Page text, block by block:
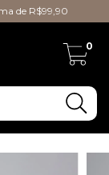
de R$99,90
0